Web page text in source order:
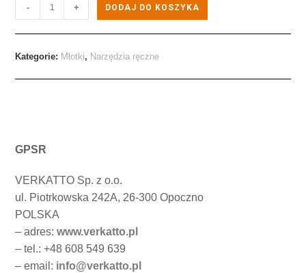
- + DODAJ DO KOSZYKA
Kategorie: Młotki, Narzędzia ręczne
GPSR
VERKATTO Sp. z o.o.
ul. Piotrkowska 242A, 26-300 Opoczno
POLSKA
– adres:www.verkatto.pl
– tel.: +48 608 549 639
– email: info@verkatto.pl